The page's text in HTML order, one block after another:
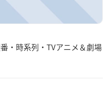
・時系列・TVアニメ＆劇場